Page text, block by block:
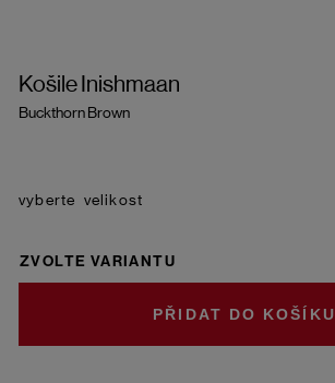
Košile Inishmaan
Buckthorn Brown
velikost
ZVOLTE VARIANTU
DO KOŠÍKU